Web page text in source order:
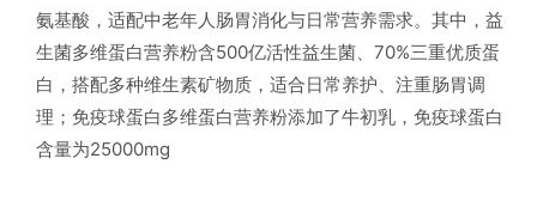
氨基酸，适配中老年人肠胃消化与日常营养需求。其中，益
生菌多维蛋白营养粉含500亿活性益生菌、70%三重优质蛋
白，搭配多种维生素矿物质，适合日常养护、注重肠胃调
理；免疫球蛋白多维蛋白营养粉添加了牛初乳，免疫球蛋白
含量为25000mg